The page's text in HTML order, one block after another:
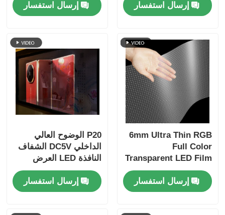
إرسال استفسار
المتجر الزجاجي مركز
المعارض محطة المطار
إرسال استفسار
6mm Ultra Thin RGB
Full Color
Transparent LED Film
Screen, Custom
Cabinet Dimension,
High Transparency
إرسال استفسار
P20 الوضوح العالي
الداخلي DC5V الشفاف
النافذة LED العرض
جودة جيدة Pantalla
LED شاشة شفافة
إرسال استفسار